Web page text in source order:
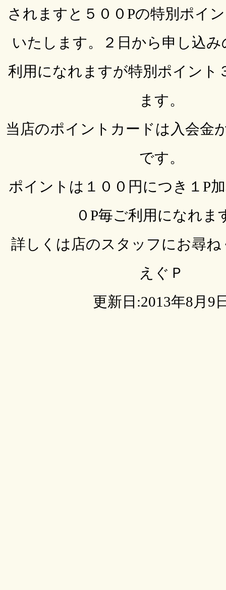
されますと５００Pの特別ポイ
いたします。２日から申し込
利用になれますが特別ポイント
ます。
当店のポイントカードは入会金
です。
ポイントは１００円につき１P
０P毎ご利用になれま
詳しくは店のスタッフにお尋ね
えぐＰ
更新日:2013年8月9